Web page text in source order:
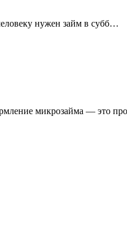
нужен займ в субб…
микрозайма — это